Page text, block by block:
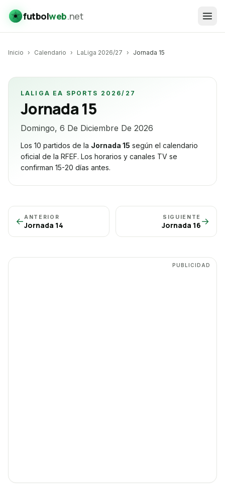
futbolweb.net
Inicio › Calendario › LaLiga 2026/27 › Jornada 15
LALIGA EA SPORTS 2026/27
Jornada15
Domingo, 6 De Diciembre De 2026
Los 10 partidos de la Jornada 15 según el calendario
oficial de la RFEF. Los horarios y canales TV se
confirman 15-20 días antes.
←ANTERIOR
Jornada 14
SIGUIENTE
Jornada 16→
PUBLICIDAD